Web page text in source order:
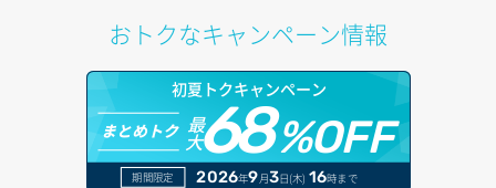
ポートデタッチ
ボリュームアタッチ
ボリュームデタッチ
オブジェクトダウンロード
オブジェクトバージョン管理
ドメイン情報登録
ドメイン詳細取得
おトクなキャンペーン情報
初夏トクキャンペーン
まとめトク 最
大68%OFF
期間限定 2026年9月3日(木) 16時まで